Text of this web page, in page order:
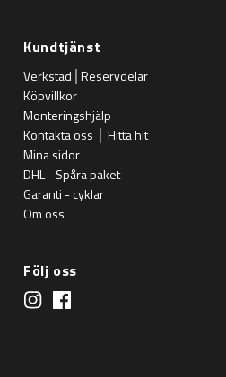
Kundtjänst
Verkstad│Reservdelar
Köpvillkor
Monteringshjälp
Kontakta oss │ Hitta hit
Mina sidor
DHL - Spåra paket
Garanti - cyklar
Om oss
Följ oss